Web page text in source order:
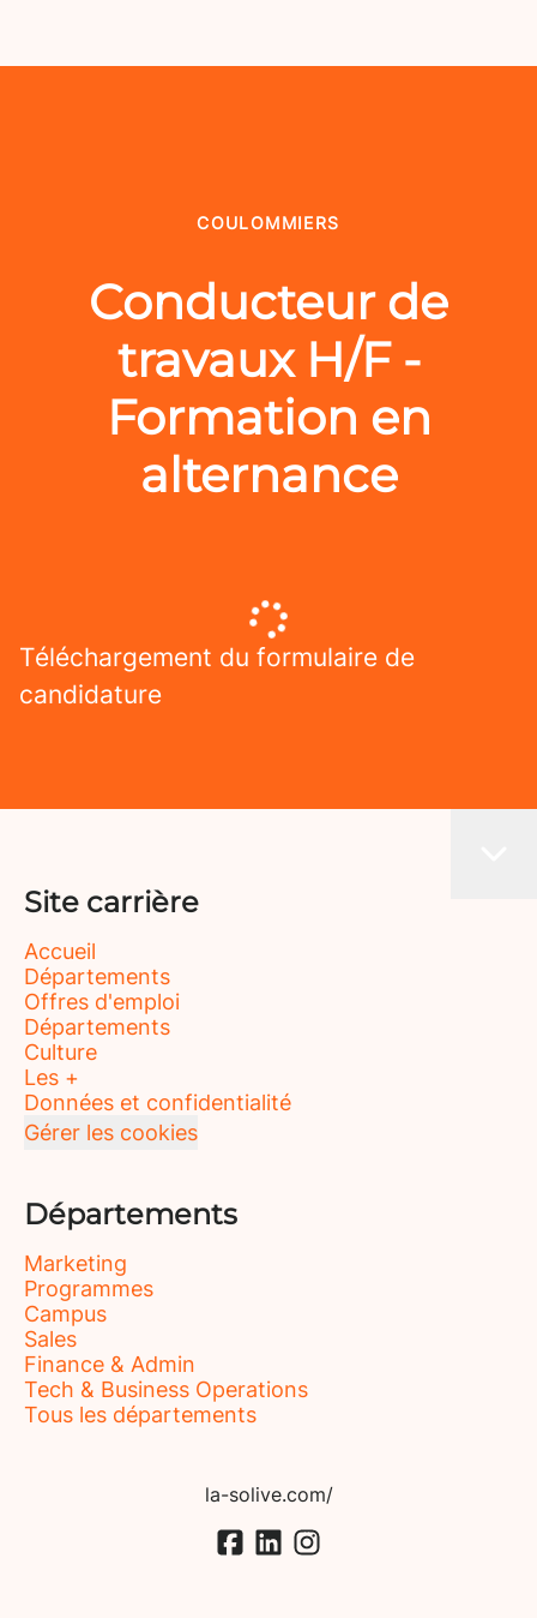
COULOMMIERS
Conducteur de
travaux H/F -
Formation en
alternance
Téléchargement du formulaire de
candidature
Site carrière
Accueil
Départements
Offres d'emploi
Départements
Culture
Les +
Données et confidentialité
Gérer les cookies
Départements
Marketing
Programmes
Campus
Sales
Finance & Admin
Tech & Business Operations
Tous les départements
la-solive.com/